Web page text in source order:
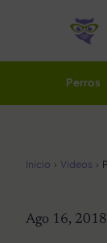
Perros
Inicio Videos
Ago 16, 2018